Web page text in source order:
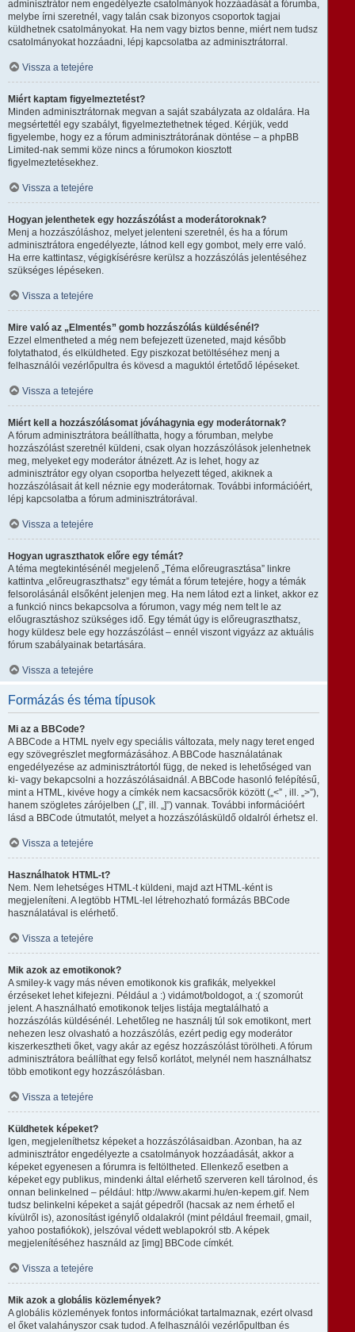
adminisztrátor nem engedélyezte csatolmányok hozzáadását a fórumba,
melybe írni szeretnél, vagy talán csak bizonyos csoportok tagjai
küldhetnek csatolmányokat. Ha nem vagy biztos benne, miért nem tudsz
csatolmányokat hozzáadni, lépj kapcsolatba az adminisztrátorral.
Vissza a tetejére
Miért kaptam figyelmeztetést?
Minden adminisztrátornak megvan a saját szabályzata az oldalára. Ha
megsértettél egy szabályt, figyelmeztethetnek téged. Kérjük, vedd
figyelembe, hogy ez a fórum adminisztrátorának döntése – a phpBB
Limited-nak semmi köze nincs a fórumokon kiosztott
figyelmeztetésekhez.
Vissza a tetejére
Hogyan jelenthetek egy hozzászólást a moderátoroknak?
Menj a hozzászóláshoz, melyet jelenteni szeretnél, és ha a fórum
adminisztrátora engedélyezte, látnod kell egy gombot, mely erre való.
Ha erre kattintasz, végigkísérésre kerülsz a hozzászólás jelentéséhez
szükséges lépéseken.
Vissza a tetejére
Mire való az „Elmentés” gomb hozzászólás küldésénél?
Ezzel elmentheted a még nem befejezett üzeneted, majd később
folytathatod, és elküldheted. Egy piszkozat betöltéséhez menj a
felhasználói vezérlőpultra és kövesd a maguktól értetődő lépéseket.
Vissza a tetejére
Miért kell a hozzászólásomat jóváhagynia egy moderátornak?
A fórum adminisztrátora beállíthatta, hogy a fórumban, melybe
hozzászólást szeretnél küldeni, csak olyan hozzászólások jelenhetnek
meg, melyeket egy moderátor átnézett. Az is lehet, hogy az
adminisztrátor egy olyan csoportba helyezett téged, akiknek a
hozzászólásait át kell néznie egy moderátornak. További információért,
lépj kapcsolatba a fórum adminisztrátorával.
Vissza a tetejére
Hogyan ugraszthatok előre egy témát?
A téma megtekintésénél megjelenő „Téma előreugrasztása” linkre
kattintva „előreugraszthatsz” egy témát a fórum tetejére, hogy a témák
felsorolásánál elsőként jelenjen meg. Ha nem látod ezt a linket, akkor ez
a funkció nincs bekapcsolva a fórumon, vagy még nem telt le az
előugrasztáshoz szükséges idő. Egy témát úgy is előreugraszthatsz,
hogy küldesz bele egy hozzászólást – ennél viszont vigyázz az aktuális
fórum szabályainak betartására.
Vissza a tetejére
Formázás és téma típusok
Mi az a BBCode?
A BBCode a HTML nyelv egy speciális változata, mely nagy teret enged
egy szövegrészlet megformázásához. A BBCode használatának
engedélyezése az adminisztrátortól függ, de neked is lehetőséged van
ki- vagy bekapcsolni a hozzászólásaidnál. A BBCode hasonló felépítésű,
mint a HTML, kivéve hogy a címkék nem kacsacsőrök között („<” , ill. „>”),
hanem szögletes zárójelben („[”, ill. „]”) vannak. További információért
lásd a BBCode útmutatót, melyet a hozzászólásküldő oldalról érhetsz el.
Vissza a tetejére
Használhatok HTML-t?
Nem. Nem lehetséges HTML-t küldeni, majd azt HTML-ként is
megjeleníteni. A legtöbb HTML-lel létrehozható formázás BBCode
használatával is elérhető.
Vissza a tetejére
Mik azok az emotikonok?
A smiley-k vagy más néven emotikonok kis grafikák, melyekkel
érzéseket lehet kifejezni. Például a :) vidámot/boldogot, a :( szomorút
jelent. A használható emotikonok teljes listája megtalálható a
hozzászólás küldésénél. Lehetőleg ne használj túl sok emotikont, mert
nehezen lesz olvasható a hozzászólás, ezért pedig egy moderátor
kiszerkesztheti őket, vagy akár az egész hozzászólást törölheti. A fórum
adminisztrátora beállíthat egy felső korlátot, melynél nem használhatsz
több emotikont egy hozzászólásban.
Vissza a tetejére
Küldhetek képeket?
Igen, megjeleníthetsz képeket a hozzászólásaidban. Azonban, ha az
adminisztrátor engedélyezte a csatolmányok hozzáadását, akkor a
képeket egyenesen a fórumra is feltöltheted. Ellenkező esetben a
képeket egy publikus, mindenki által elérhető szerveren kell tárolnod, és
onnan belinkelned – például: http://www.akarmi.hu/en-kepem.gif. Nem
tudsz belinkelni képeket a saját gépedről (hacsak az nem érhető el
kívülről is), azonosítást igénylő oldalakról (mint például freemail, gmail,
yahoo postafiókok), jelszóval védett weblapokról stb. A képek
megjelenítéséhez használd az [img] BBCode címkét.
Vissza a tetejére
Mik azok a globális közlemények?
A globális közlemények fontos információkat tartalmaznak, ezért olvasd
el őket valahányszor csak tudod. A felhasználói vezérlőpultban és